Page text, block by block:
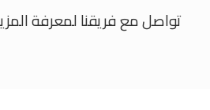
تواصل مع فريقنا لمعرفة